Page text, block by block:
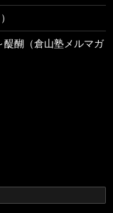
醍醐（倉山塾メルマガ